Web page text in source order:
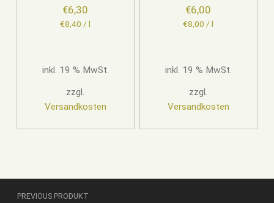
€6,30
€8,40 /l
inkl. 19 % MwSt.
zzgl.
Versandkosten
€6,00
€8,00 /l
inkl. 19 % MwSt.
zzgl.
Versandkosten
Beitragsnavigation
PREVIOUS PRODUKT